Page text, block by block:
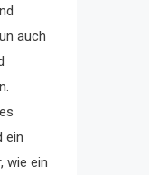
auch
ein
wie ein